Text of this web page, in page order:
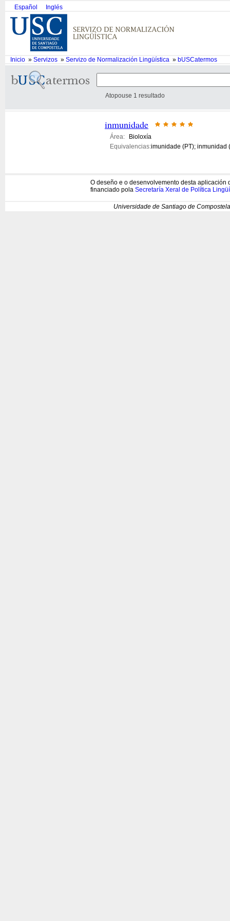
Español Inglés
Inicio » Servizos » Servizo de Normalización Lingüística » bUSCatermos
Atopouse 1 resultado
inmunidade
Área:
Bioloxía
Equivalencias:imunidade (PT); inmunidad
O deseño e o desenvolvemento desta aplicación
financiado pola Secretaría Xeral de Política
Universidade de Santiago de